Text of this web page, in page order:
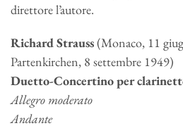
direttore l’autore.
Richard Strauss(Monaco, 11
Partenkirchen, 8 settembre 1949)
Duetto-Concertino per
Allegro moderato
Andante